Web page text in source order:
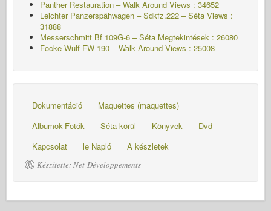
Panther Restauration – Walk Around Views : 34652
Leichter Panzerspähwagen – Sdkfz.222 – Séta Views :
31888
Messerschmitt Bf 109G-6 – Séta Megtekintések : 26080
Focke-Wulf FW-190 – Walk Around Views : 25008
Dokumentáció
Maquettes (maquettes)
Albumok-Fotók
Séta körül Könyvek
Dvd
Kapcsolat
le Napló A készletek
Készítette: Net-Développements